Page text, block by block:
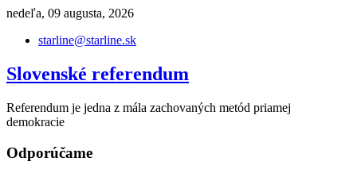
Skip
content
nedeľa, 09 augusta, 2026
starline@starline.sk
Slovenské referendum
Referendum je jedna z mála zachovaných metód priamej
demokracie
Odporúčame